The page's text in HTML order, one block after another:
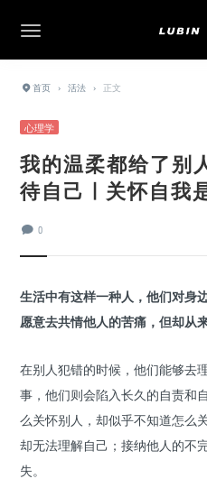
首页 › 活法 › 正文
心理学
我的温柔都给了别
待自己 | 关怀自我
0
生活中有这样一种人，他们对身
愿意去共情他人的苦痛，但却从
在别人犯错的时候，他们能够去
事，他们则会陷入长久的自责和
么关怀别人，却似乎不知道怎么
却无法理解自己；接纳他人的不
失。